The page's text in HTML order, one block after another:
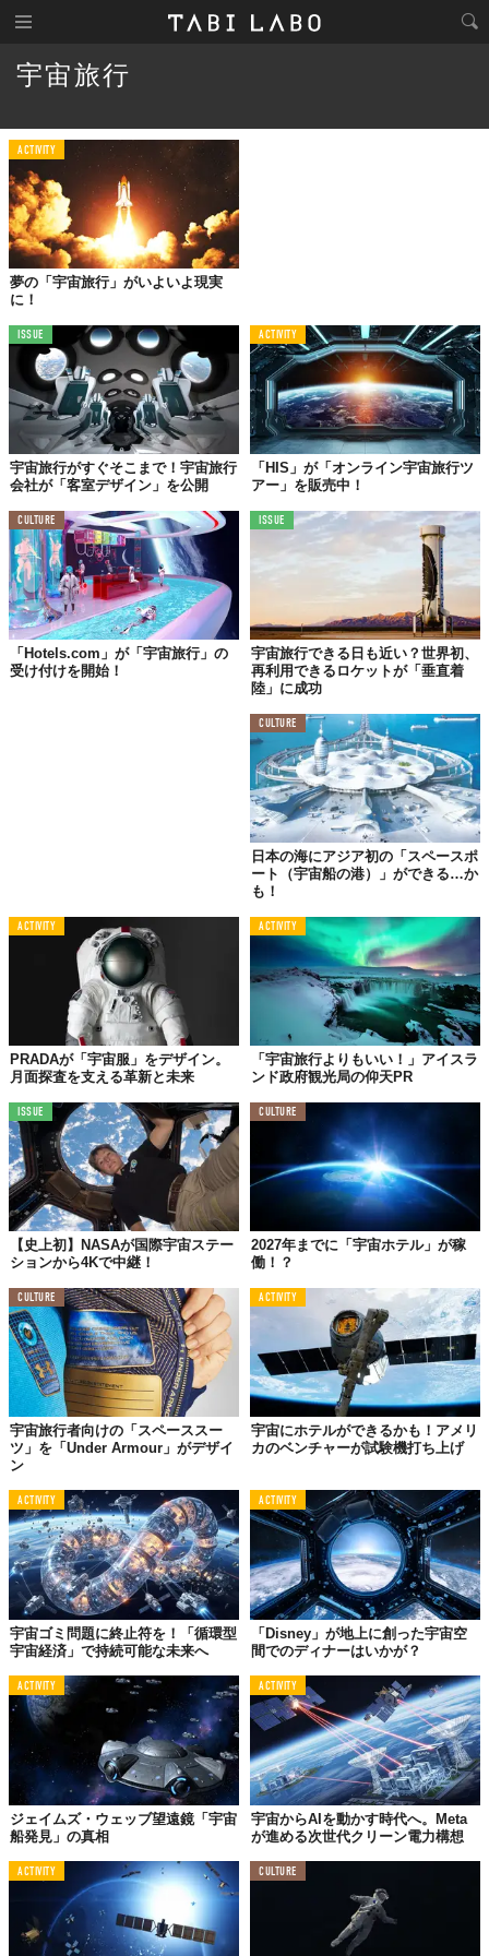
宇宙旅行
ACTIVITY
夢の「宇宙旅行」がいよいよ現実
に！
ISSUE
宇宙旅行がすぐそこまで！宇宙旅行
会社が「客室デザイン」を公開
ACTIVITY
「HIS」が「オンライン宇宙旅行ツ
アー」を販売中！
CULTURE
「Hotels.com」が「宇宙旅行」の
受け付けを開始！
ISSUE
宇宙旅行できる日も近い？世界初、
再利用できるロケットが「垂直着
陸」に成功
CULTURE
日本の海にアジア初の「スペースポ
ート（宇宙船の港）」ができる…か
も！
ACTIVITY
PRADAが「宇宙服」をデザイン。
月面探査を支える革新と未来
ACTIVITY
「宇宙旅行よりもいい！」アイスラ
ンド政府観光局の仰天PR
ISSUE
【史上初】NASAが国際宇宙ステー
ションから4Kで中継！
CULTURE
2027年までに「宇宙ホテル」が稼
働！？
CULTURE
宇宙旅行者向けの「スペーススー
ツ」を「Under Armour」がデザイ
ン
ACTIVITY
宇宙にホテルができるかも！アメリ
カのベンチャーが試験機打ち上げ
ACTIVITY
宇宙ゴミ問題に終止符を！「循環型
宇宙経済」で持続可能な未来へ
ACTIVITY
「Disney」が地上に創った宇宙空
間でのディナーはいかが？
ACTIVITY
ジェイムズ・ウェッブ望遠鏡「宇宙
船発見」の真相
ACTIVITY
宇宙からAIを動かす時代へ。Meta
が進める次世代クリーン電力構想
ACTIVITY CULTURE